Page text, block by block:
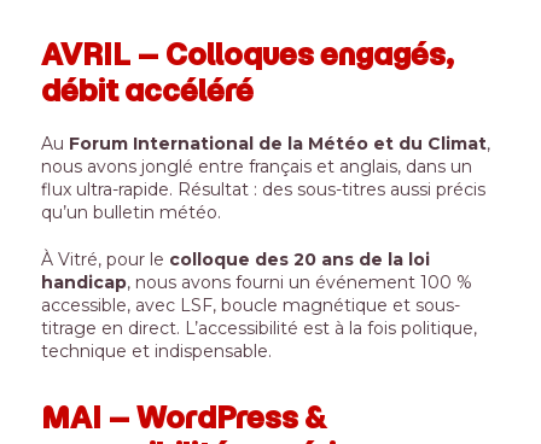
AVRIL – Colloques engagés,
débit accéléré
Au Forum International de la Météo et du Climat,
nous avons jonglé entre français et anglais, dans un
flux ultra-rapide. Résultat : des sous-titres aussi précis
qu’un bulletin météo.
À Vitré, pour le colloque des 20 ans de la loi
handicap, nous avons fourni un événement 100 %
accessible, avec LSF, boucle magnétique et sous-
titrage en direct. L’accessibilité est à la fois politique,
technique et indispensable.
MAI – WordPress &